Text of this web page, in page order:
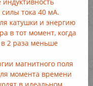
тока 40 мА.
катушки и энергию
в тот момент, когда
2 раза меньше
магнитного поля
момента времени